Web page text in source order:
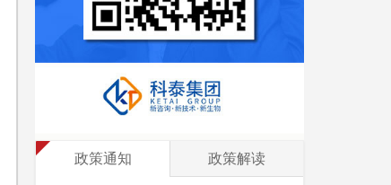
政策通知 政策解读